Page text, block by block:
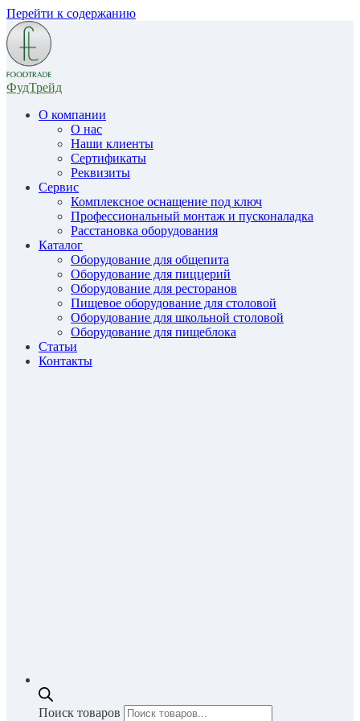
Перейти к содержанию
ФудТрейд
О компании
О нас
Наши клиенты
Сертификаты
Реквизиты
Сервис
Комплексное оснащение под ключ
Профессиональный монтаж и пусконаладка
Расстановка оборудования
Каталог
Оборудование для общепита
Оборудование для пиццерий
Оборудование для ресторанов
Пищевое оборудование для столовой
Оборудование для школьной столовой
Оборудование для пищеблока
Статьи
Контакты
Поиск товаров